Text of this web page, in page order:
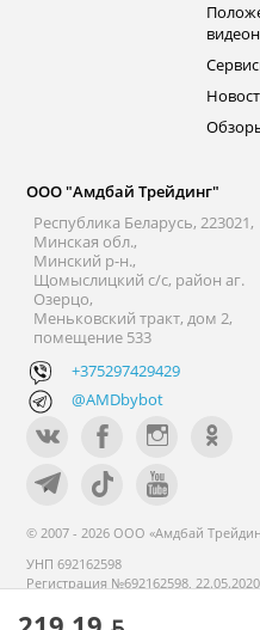
ООО "Амдбай Трейдинг"
Республика Беларусь, 223021,
Минская обл.,
Минский р-н.,
Щомыслицкий с/с, район аг.
Озерцо,
Меньковский тракт, дом 2,
помещение 533
+375297429429
@AMDbybot
© 2007 - 2026 ООО «Амдбай
УНП 692162598
Регистрация №692162598,
реестре с 14 сентября 2020г.